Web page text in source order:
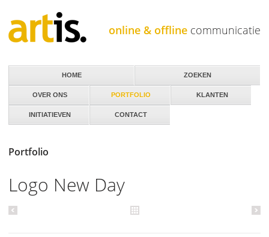
online & offline communicatie
Portfolio
Logo New Day
HOME
OVER ONS PORTFOLIO KLANTEN
INITIATIEVEN CONTACT
ZOEKEN